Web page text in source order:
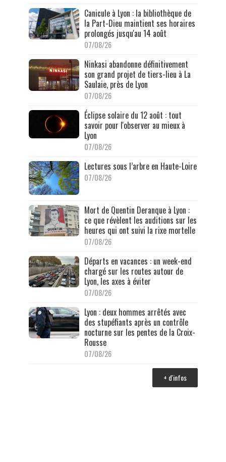
Canicule à Lyon : la bibliothèque de
la Part-Dieu maintient ses horaires
prolongés jusqu'au 14 août
07/08/26
Ninkasi abandonne définitivement
son grand projet de tiers-lieu à La
Saulaie, près de Lyon
07/08/26
Éclipse solaire du 12 août : tout
savoir pour l'observer au mieux à
Lyon
07/08/26
Lectures sous l’arbre en Haute-Loire
07/08/26
Mort de Quentin Deranque à Lyon :
ce que révèlent les auditions sur les
heures qui ont suivi la rixe mortelle
07/08/26
Départs en vacances : un week-end
chargé sur les routes autour de
Lyon, les axes à éviter
07/08/26
Lyon : deux hommes arrêtés avec
des stupéfiants après un contrôle
nocturne sur les pentes de la Croix-
Rousse
07/08/26
+ d'infos